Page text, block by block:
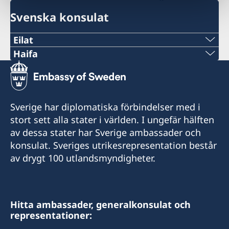
Svenska konsulat
Eilat
Telefon
+972 (0)8 6348038
+972 (0)8 6347021
Consulate of Sweden
Mor Center 2nd floor
Honorärkonsul
Haifa
Telefon 1
+972 4 864 31 62
Telefon 2
+972 4 864 31 65
Fax
Consulate of Sweden
2 Kikar Chayat
Sverige har diplomatiska förbindelser med i
stort sett alla stater i världen. I ungefär hälften
av dessa stater har Sverige ambassader och
konsulat. Sveriges utrikesrepresentation består
av drygt 100 utlandsmyndigheter.
Hitta ambassader, generalkonsulat och
representationer: